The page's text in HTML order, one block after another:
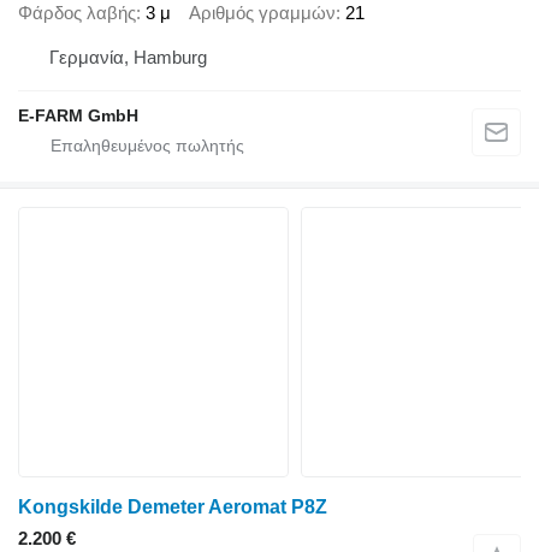
Φάρδος λαβής 3 μ Αριθμός γραμμών 21
Γερμανία, Hamburg
E-FARM GmbH
Kongskilde Demeter Aeromat P8Z
2.200 €